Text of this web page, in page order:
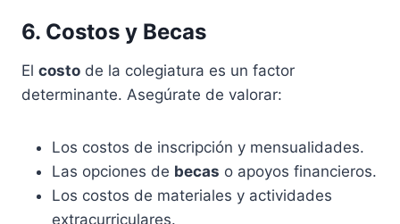
6. Costos y Becas
El costo de la colegiatura es un factor
determinante. Asegúrate de valorar:
Los costos de inscripción y mensualidades.
Las opciones de becas o apoyos financieros.
Los costos de materiales y actividades
extracurriculares.